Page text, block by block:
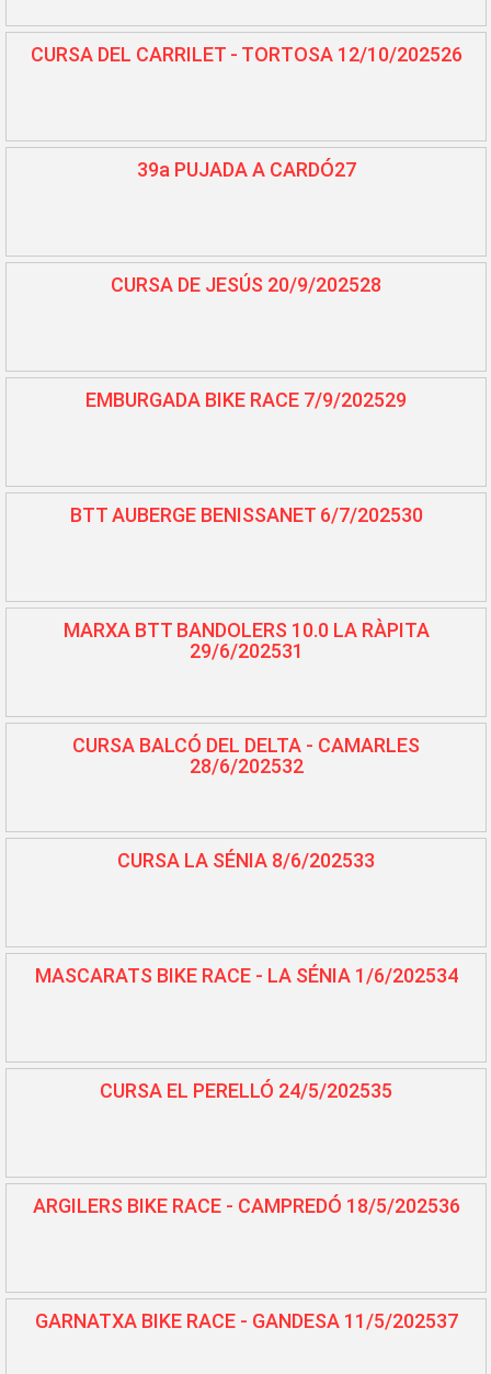
CURSA DEL CARRILET - TORTOSA 12/10/202526
39a PUJADA A CARDÓ27
CURSA DE JESÚS 20/9/202528
EMBURGADA BIKE RACE 7/9/202529
BTT AUBERGE BENISSANET 6/7/202530
MARXA BTT BANDOLERS 10.0 LA RÀPITA
29/6/202531
CURSA BALCÓ DEL DELTA - CAMARLES
28/6/202532
CURSA LA SÉNIA 8/6/202533
MASCARATS BIKE RACE - LA SÉNIA 1/6/202534
CURSA EL PERELLÓ 24/5/202535
ARGILERS BIKE RACE - CAMPREDÓ 18/5/202536
GARNATXA BIKE RACE - GANDESA 11/5/202537